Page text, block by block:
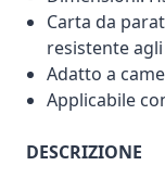
Carta da
resistente
Adatto a
Applicabile
DESCRIZIONE